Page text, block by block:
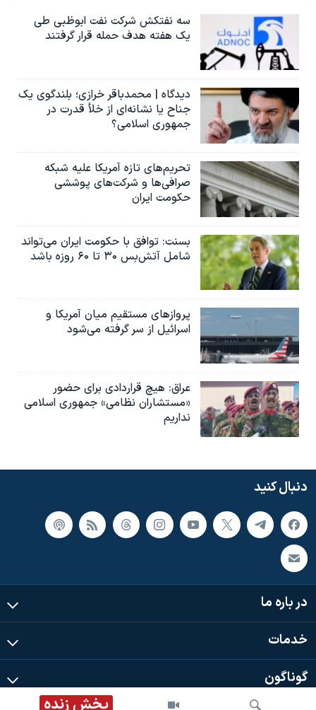
پخش زنده
سه نفتکش شرکت نفت ابوظبی طی
یک هفته هدف حمله قرار گرفتند
دیدگاه | محمدباقر خرازی؛ بلندگوی یک
جناح یا نشانه‌ای از خلأ قدرت در
جمهوری اسلامی؟
تحریم‌های تازه آمریکا علیه شبکه
صرافی‌ها و شرکت‌های پوششی
حکومت ایران
بسنت: توافق با حکومت ایران می‌تواند
شامل آتش‌بس ۳۰ تا ۶۰ روزه باشد
پروازهای مستقیم میان آمریکا و
اسرائیل از سر گرفته می‌شود
عراق: هیچ قراردادی برای حضور
«مستشاران نظامی» جمهوری اسلامی
نداریم
دنبال کنید
در باره ما
خدمات
گوناگون